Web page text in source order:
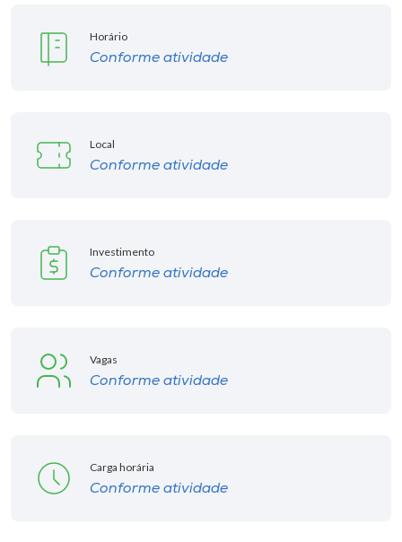
Horário
Conforme atividade
Local
Conforme atividade
Investimento
Conforme atividade
Vagas
Conforme atividade
Carga horária
Conforme atividade